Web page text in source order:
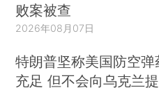
败案被查
2026年08月07日
特朗普坚称美国防空弹
充足 但不会向乌克兰